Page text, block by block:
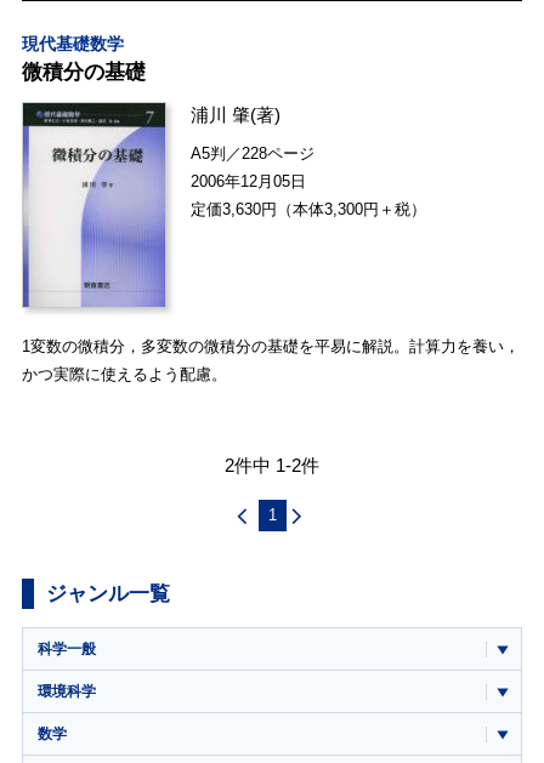
現代基礎数学
微積分の基礎
浦川 肇(著)
A5判／228ページ
2006年12月05日
定価3,630円（本体3,300円＋税）
1変数の微積分，多変数の微積分の基礎を平易に解説。計算力を養い，
かつ実際に使えるよう配慮。
2件中 1-2件
1
ジャンル一覧
科学一般
環境科学
数学